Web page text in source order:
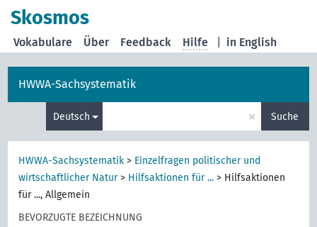
Skosmos
in English
Vokabulare Über Feedback Hilfe
HWWA-Sachsystematik
Deutsch × Suche
HWWA-Sachsystematik > Einzelfragen politischer und
wirtschaftlicher Natur> Hilfsaktionen für ... > Hilfsaktionen
für ..., Allgemein
BEVORZUGTE BEZEICHNUNG